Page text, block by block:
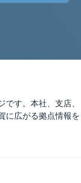
す。本社、支店、
に広がる拠点情報を